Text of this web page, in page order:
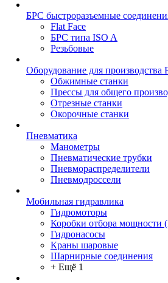
БРС быстроразъемные
Flat Face
БРС типа ISO A
Резьбовые
Оборудование для производства
Обжимные станки
Прессы для общего
Отрезные станки
Окорочные станки
Пневматика
Манометры
Пневматические трубки
Пневмораспределители
Пневмодроссели
Мобильная гидравлика
Гидромоторы
Коробки отбора
Гидронасосы
Краны шаровые
Шарнирные соединения
+ Ещё 1